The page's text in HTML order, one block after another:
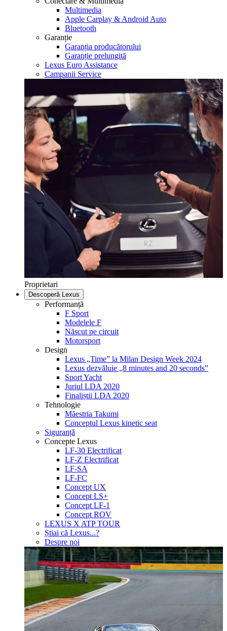
Multimedia
Apple Carplay & Android Auto
Bluetooth
Garanție
Garanția producătorului
Garanție prelungită
Lexus Euro Assistance
Campanii Service
Proprietari
Descoperă Lexus
Performanță
F Sport
Modelele F
Născut pe circuit
Motorsport
Design
Lexus „Time” la Milan Design Week 2024
Lexus dezvăluie „8 minutes and 20 seconds”
Sport Yacht
Juriul LDA 2020
Finaliștii LDA 2020
Tehnologie
Măestria Takumi
Conceptul Lexus kinetic seat
Siguranță
Concepte Lexus
LF-30 Electrificat
LF-Z Electrificat
LF-SA
LF-FC
Concept UX
Concept LS+
Concept LF-1
Concept ROV
LEXUS X ATP TOUR
Știai că Lexus...?
Despre noi